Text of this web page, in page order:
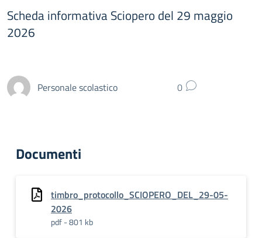
Scheda informativa Sciopero del 29 maggio
2026
Personale scolastico 0
Documenti
timbro_protocollo_SCIOPERO_DEL_29-05-
2026
pdf - 801 kb